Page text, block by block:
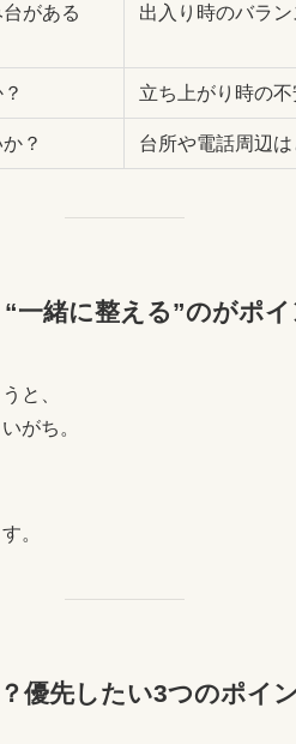
がある
出入り時のバラ
立ち上がり時の
？ 台所や電話周辺
一緒に整える”のがポイ
と、
がち。
。
優先したい3つのポイ